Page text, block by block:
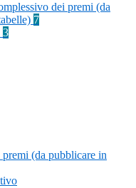
dei premi (da
7
3
(da pubblicare in